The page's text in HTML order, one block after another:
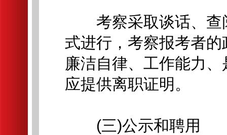
考察采取谈话、查
式进行，考察报考者
廉洁自律、工作能力
应提供离职证明。
(三)公示和聘用